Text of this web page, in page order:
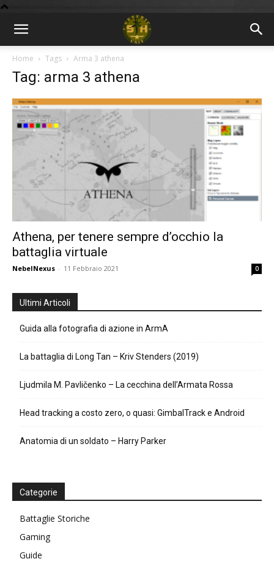
BLOG
9GU
Home Tags Arma 3 athena
Tag: arma 3 athena
Athena, per tenere sempre d’occhio la
battaglia virtuale
NebelNexus - 11 Febbraio 2021 0
Ultimi Articoli
Guida alla fotografia di azione in ArmA
La battaglia di Long Tan – Kriv Stenders (2019)
Ljudmila M. Pavličenko – La cecchina dell’Armata Rossa
Head tracking a costo zero, o quasi: GimbalTrack e Android
Anatomia di un soldato – Harry Parker
Categorie
Battaglie Storiche
Gaming
Guide